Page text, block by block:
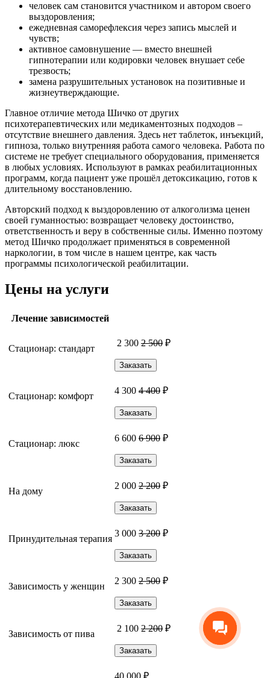
человек сам становится участником и автором своего
выздоровления;
ежедневная саморефлексия через запись мыслей и
чувств;
активное самовнушение — вместо внешней
гипнотерапии или кодировки человек внушает себе
трезвость;
замена разрушительных установок на позитивные и
жизнеутверждающие.
Главное отличие метода Шичко от других
психотерапевтических или медикаментозных подходов –
отсутствие внешнего давления. Здесь нет таблеток, инъекций,
гипноза, только внутренняя работа самого человека. Работа по
системе не требует специального оборудования, применяется
в любых условиях. Используют в рамках реабилитационных
программ, когда пациент уже прошёл детоксикацию, готов к
длительному восстановлению.
Авторский подход к выздоровлению от алкоголизма ценен
своей гуманностью: возвращает человеку достоинство,
ответственность и веру в собственные силы. Именно поэтому
метод Шичко продолжает применяться в современной
наркологии, в том числе в нашем центре, как часть
программы психологической реабилитации.
Цены на услуги
Лечение зависимостей
Стационар: стандарт
2 300 2 500 ₽
Заказать
Стационар: комфорт
4 300 4 400 ₽
Заказать
Стационар: люкс
6 600 6 900 ₽
Заказать
На дому
2 000 2 200 ₽
Заказать
Принудительная терапия
3 000 3 200 ₽
Заказать
Зависимость у женщин
2 300 2 500 ₽
Заказать
Зависимость от пива
2 100 2 200 ₽
Заказать